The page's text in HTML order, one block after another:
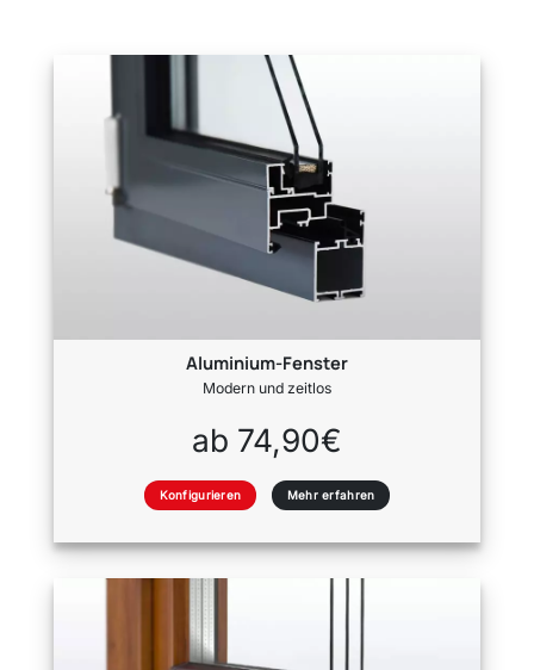
Aluminium-Fenster
Modern und zeitlos
ab 74,90€
Konfigurieren Mehr erfahren